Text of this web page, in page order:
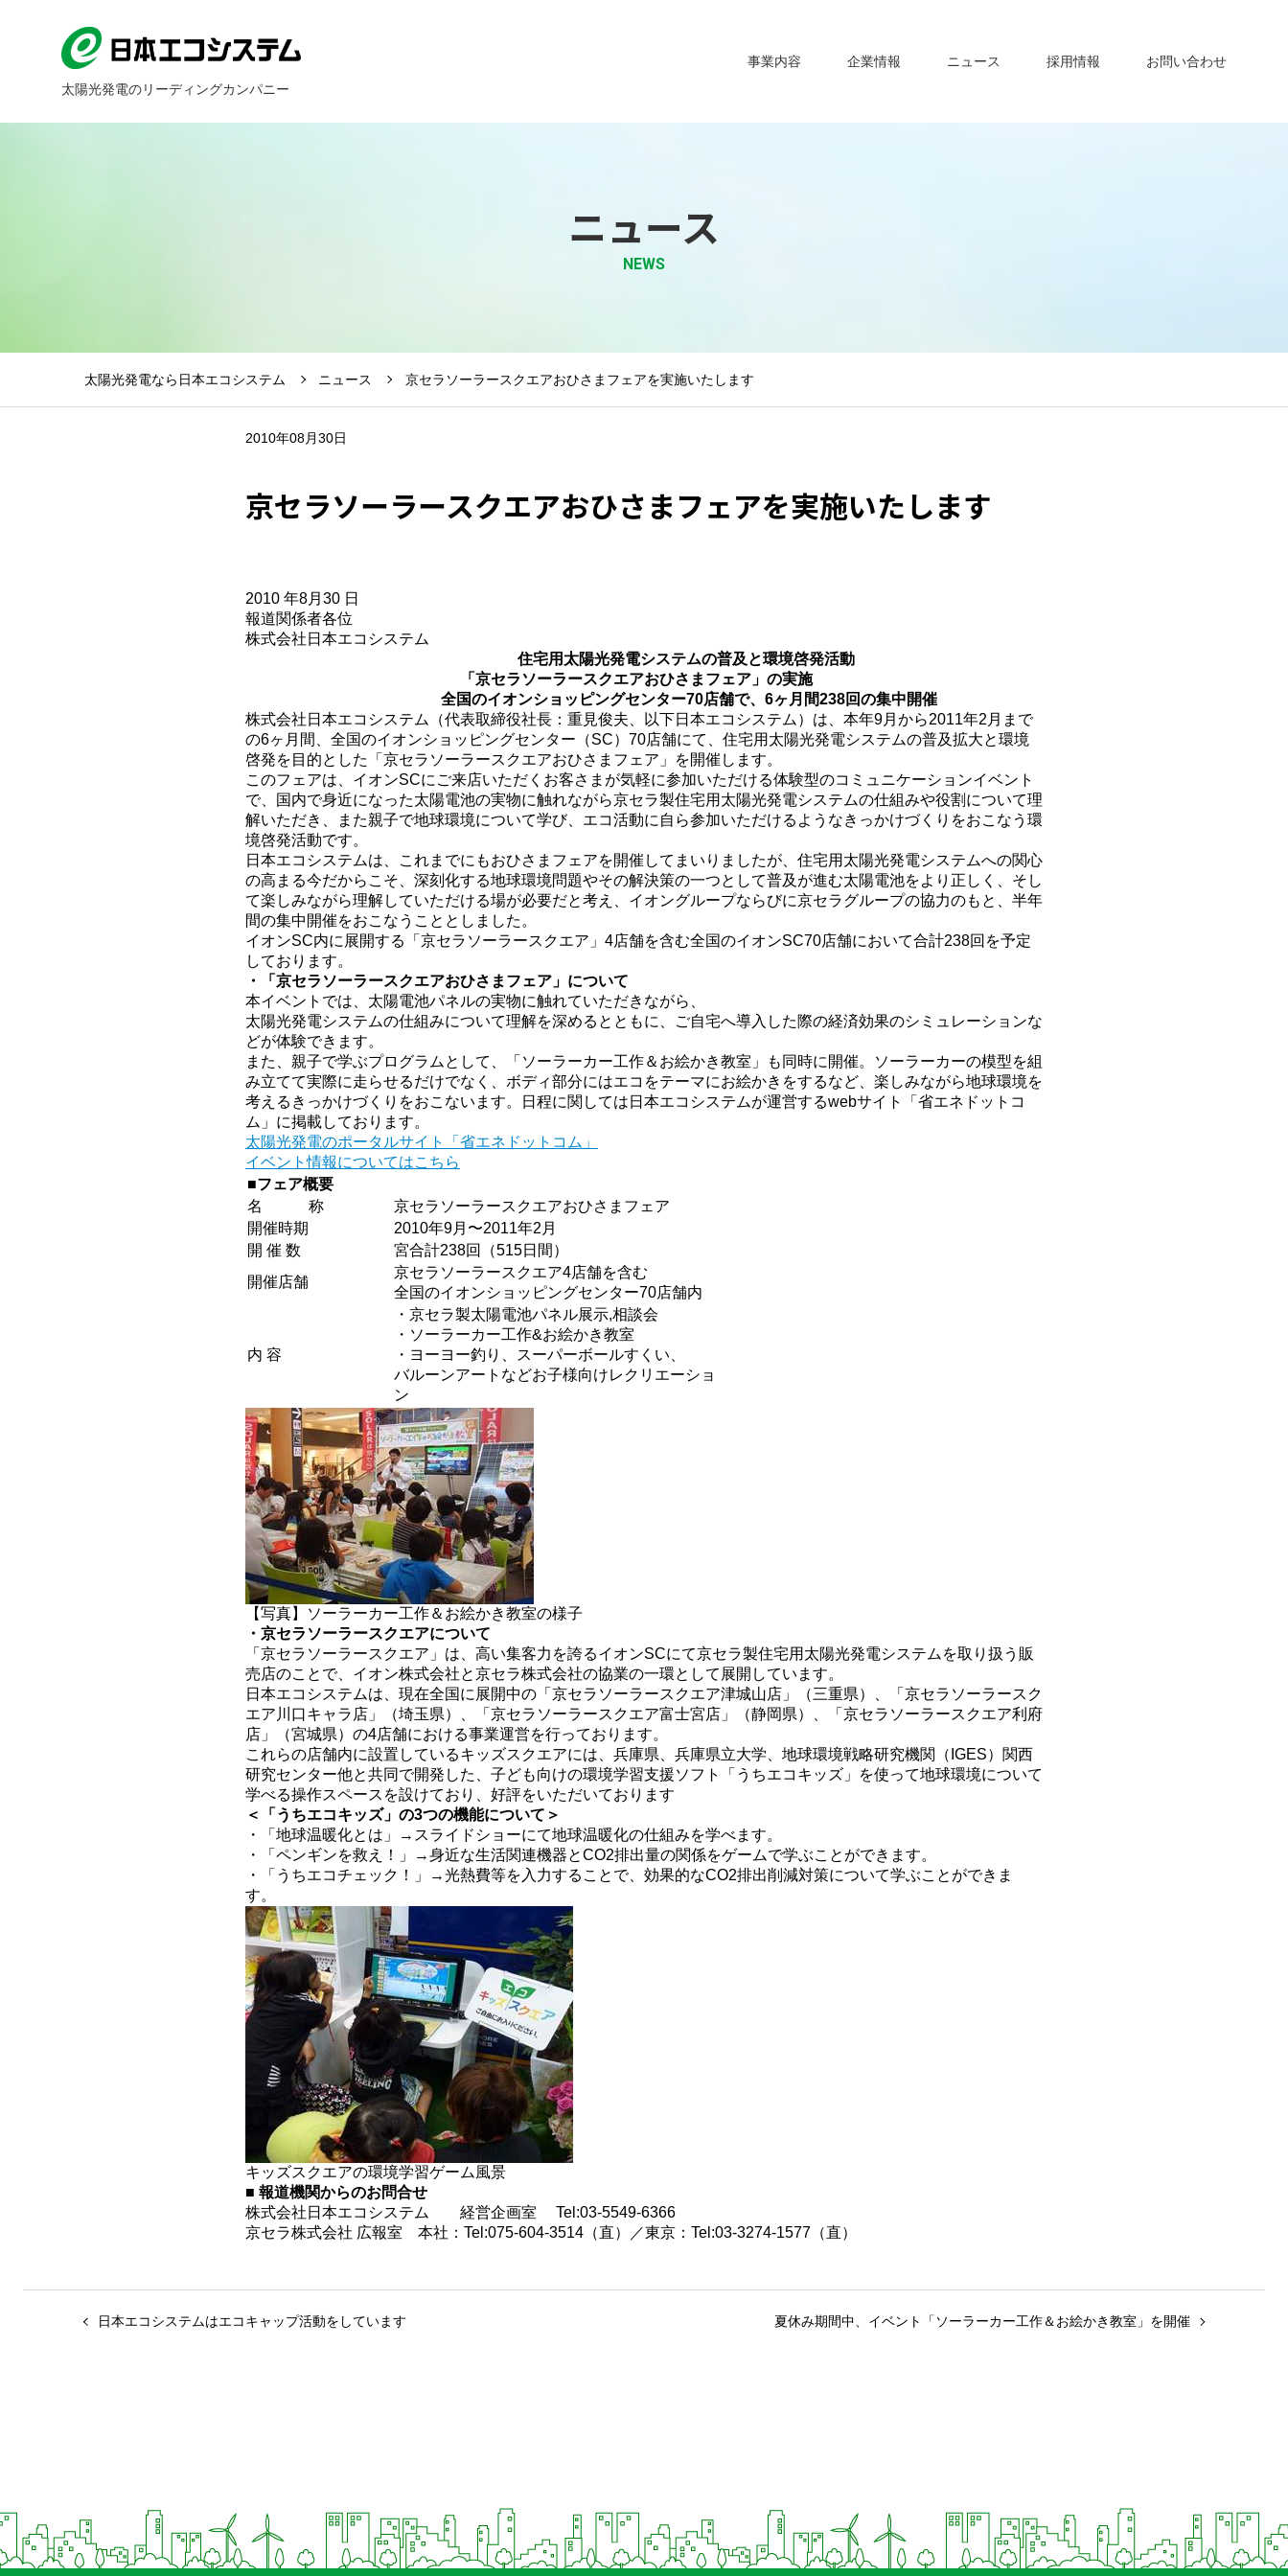
太陽光発電のリーディングカンパニー
事業内容 企業情報 ニュース 採用情報 お問い合わせ
ニュース
NEWS
太陽光発電なら日本エコシステム ニュース 京セラソーラースクエアおひさまフェアを実施いたします
2010年08月30日
京セラソーラースクエアおひさまフェアを実施いたします
2010 年8月30 日
報道関係者各位
株式会社日本エコシステム
住宅用太陽光発電システムの普及と環境啓発活動
「京セラソーラースクエアおひさまフェア」の実施
全国のイオンショッピングセンター70店舗で、6ヶ月間238回の集中開催
株式会社日本エコシステム（代表取締役社長：重見俊夫、以下日本エコシステム）は、本年9月から2011年2月まで
の6ヶ月間、全国のイオンショッピングセンター（SC）70店舗にて、住宅用太陽光発電システムの普及拡大と環境
啓発を目的とした「京セラソーラースクエアおひさまフェア」を開催します。
このフェアは、イオンSCにご来店いただくお客さまが気軽に参加いただける体験型のコミュニケーションイベント
で、国内で身近になった太陽電池の実物に触れながら京セラ製住宅用太陽光発電システムの仕組みや役割について理
解いただき、また親子で地球環境について学び、エコ活動に自ら参加いただけるようなきっかけづくりをおこなう環
境啓発活動です。
日本エコシステムは、これまでにもおひさまフェアを開催してまいりましたが、住宅用太陽光発電システムへの関心
の高まる今だからこそ、深刻化する地球環境問題やその解決策の一つとして普及が進む太陽電池をより正しく、そし
て楽しみながら理解していただける場が必要だと考え、イオングループならびに京セラグループの協力のもと、半年
間の集中開催をおこなうこととしました。
イオンSC内に展開する「京セラソーラースクエア」4店舗を含む全国のイオンSC70店舗において合計238回を予定
しております。
・「京セラソーラースクエアおひさまフェア」について
本イベントでは、太陽電池パネルの実物に触れていただきながら、
太陽光発電システムの仕組みについて理解を深めるとともに、ご自宅へ導入した際の経済効果のシミュレーションな
どが体験できます。
また、親子で学ぶプログラムとして、「ソーラーカー工作＆お絵かき教室」も同時に開催。ソーラーカーの模型を組
み立てて実際に走らせるだけでなく、ボディ部分にはエコをテーマにお絵かきをするなど、楽しみながら地球環境を
考えるきっかけづくりをおこないます。日程に関しては日本エコシステムが運営するwebサイト「省エネドットコ
ム」に掲載しております。
太陽光発電のポータルサイト「省エネドットコム」
イベント情報についてはこちら
■フェア概要
名 称
京セラソーラースクエアおひさまフェア
開催時期
2010年9月〜2011年2月
開 催 数
宮合計238回（515日間）
開催店舗
京セラソーラースクエア4店舗を含む
全国のイオンショッピングセンター70店舗内
内 容
・京セラ製太陽電池パネル展示,相談会
・ソーラーカー工作&お絵かき教室
・ヨーヨー釣り、スーパーボールすくい、
バルーンアートなどお子様向けレクリエーショ
ン
【写真】ソーラーカー工作＆お絵かき教室の様子
・京セラソーラースクエアについて
「京セラソーラースクエア」は、高い集客力を誇るイオンSCにて京セラ製住宅用太陽光発電システムを取り扱う販
売店のことで、イオン株式会社と京セラ株式会社の協業の一環として展開しています。
日本エコシステムは、現在全国に展開中の「京セラソーラースクエア津城山店」（三重県）、「京セラソーラースク
エア川口キャラ店」（埼玉県）、「京セラソーラースクエア富士宮店」（静岡県）、「京セラソーラースクエア利府
店」（宮城県）の4店舗における事業運営を行っております。
これらの店舗内に設置しているキッズスクエアには、兵庫県、兵庫県立大学、地球環境戦略研究機関（IGES）関西
研究センター他と共同で開発した、子ども向けの環境学習支援ソフト「うちエコキッズ」を使って地球環境について
学べる操作スペースを設けており、好評をいただいております
＜「うちエコキッズ」の3つの機能について＞
・「地球温暖化とは」→スライドショーにて地球温暖化の仕組みを学べます。
・「ペンギンを救え！」→身近な生活関連機器とCO2排出量の関係をゲームで学ぶことができます。
・「うちエコチェック！」→光熱費等を入力することで、効果的なCO2排出削減対策について学ぶことができま
す。
キッズスクエアの環境学習ゲーム風景
■ 報道機関からのお問合せ
株式会社日本エコシステム 経営企画室 Tel:03-5549-6366
京セラ株式会社 広報室 本社：Tel:075-604-3514（直）／東京：Tel:03-3274-1577（直）
夏休み期間中、イベント「ソーラーカー工作＆お絵かき教室」を開催
日本エコシステムはエコキャップ活動をしています